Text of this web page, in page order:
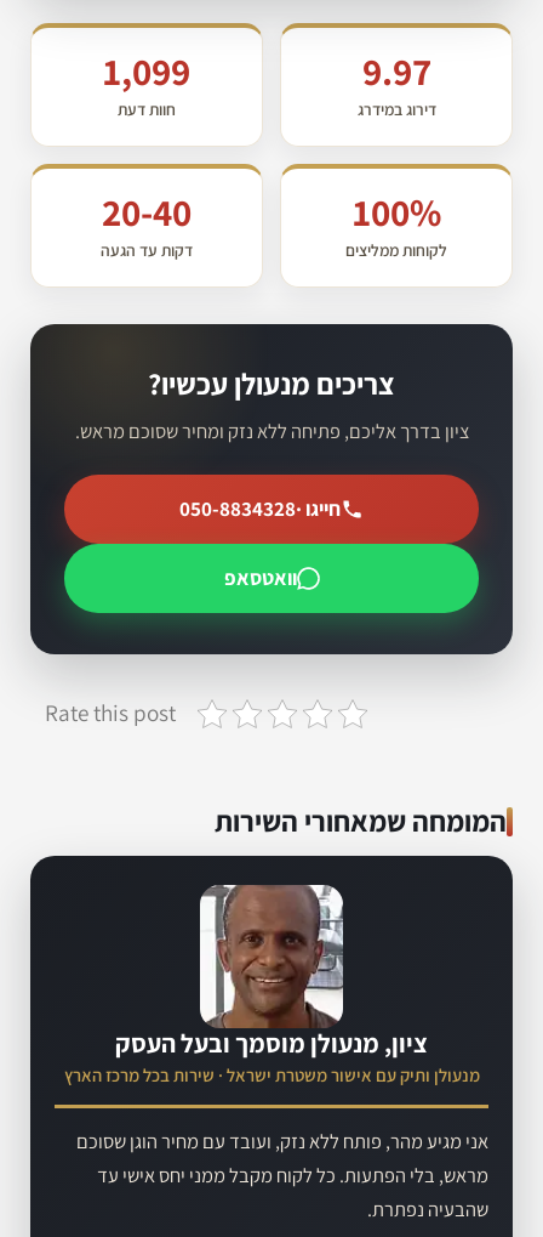
9.97
דירוג במידרג
1,099
חוות דעת
100%
לקוחות ממליצים
20-40
דקות עד הגעה
צריכים מנעולן עכשיו?
ציון בדרך אליכם, פתיחה ללא נזק ומחיר שסוכם מראש.
חייגו ·050-8834328
וואטסאפ
Rate this post
המומחה שמאחורי השירות
ציון, מנעולן מוסמך ובעל העסק
מנעולן ותיק עם אישור משטרת ישראל · שירות בכל מרכז הארץ
אני מגיע מהר, פותח ללא נזק, ועובד עם מחיר הוגן שסוכם
מראש, בלי הפתעות. כל לקוח מקבל ממני יחס אישי עד
שהבעיה נפתרת.